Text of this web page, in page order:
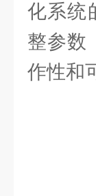
化系统
整参数
作性和